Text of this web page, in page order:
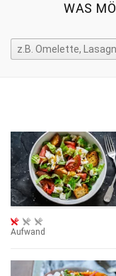
WAS
Aufwand